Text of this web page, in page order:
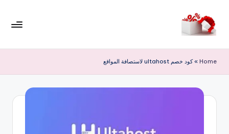
التجاوز
ر
حب
ا
Home
»كود خصم ultahost لاستصافة المواقع